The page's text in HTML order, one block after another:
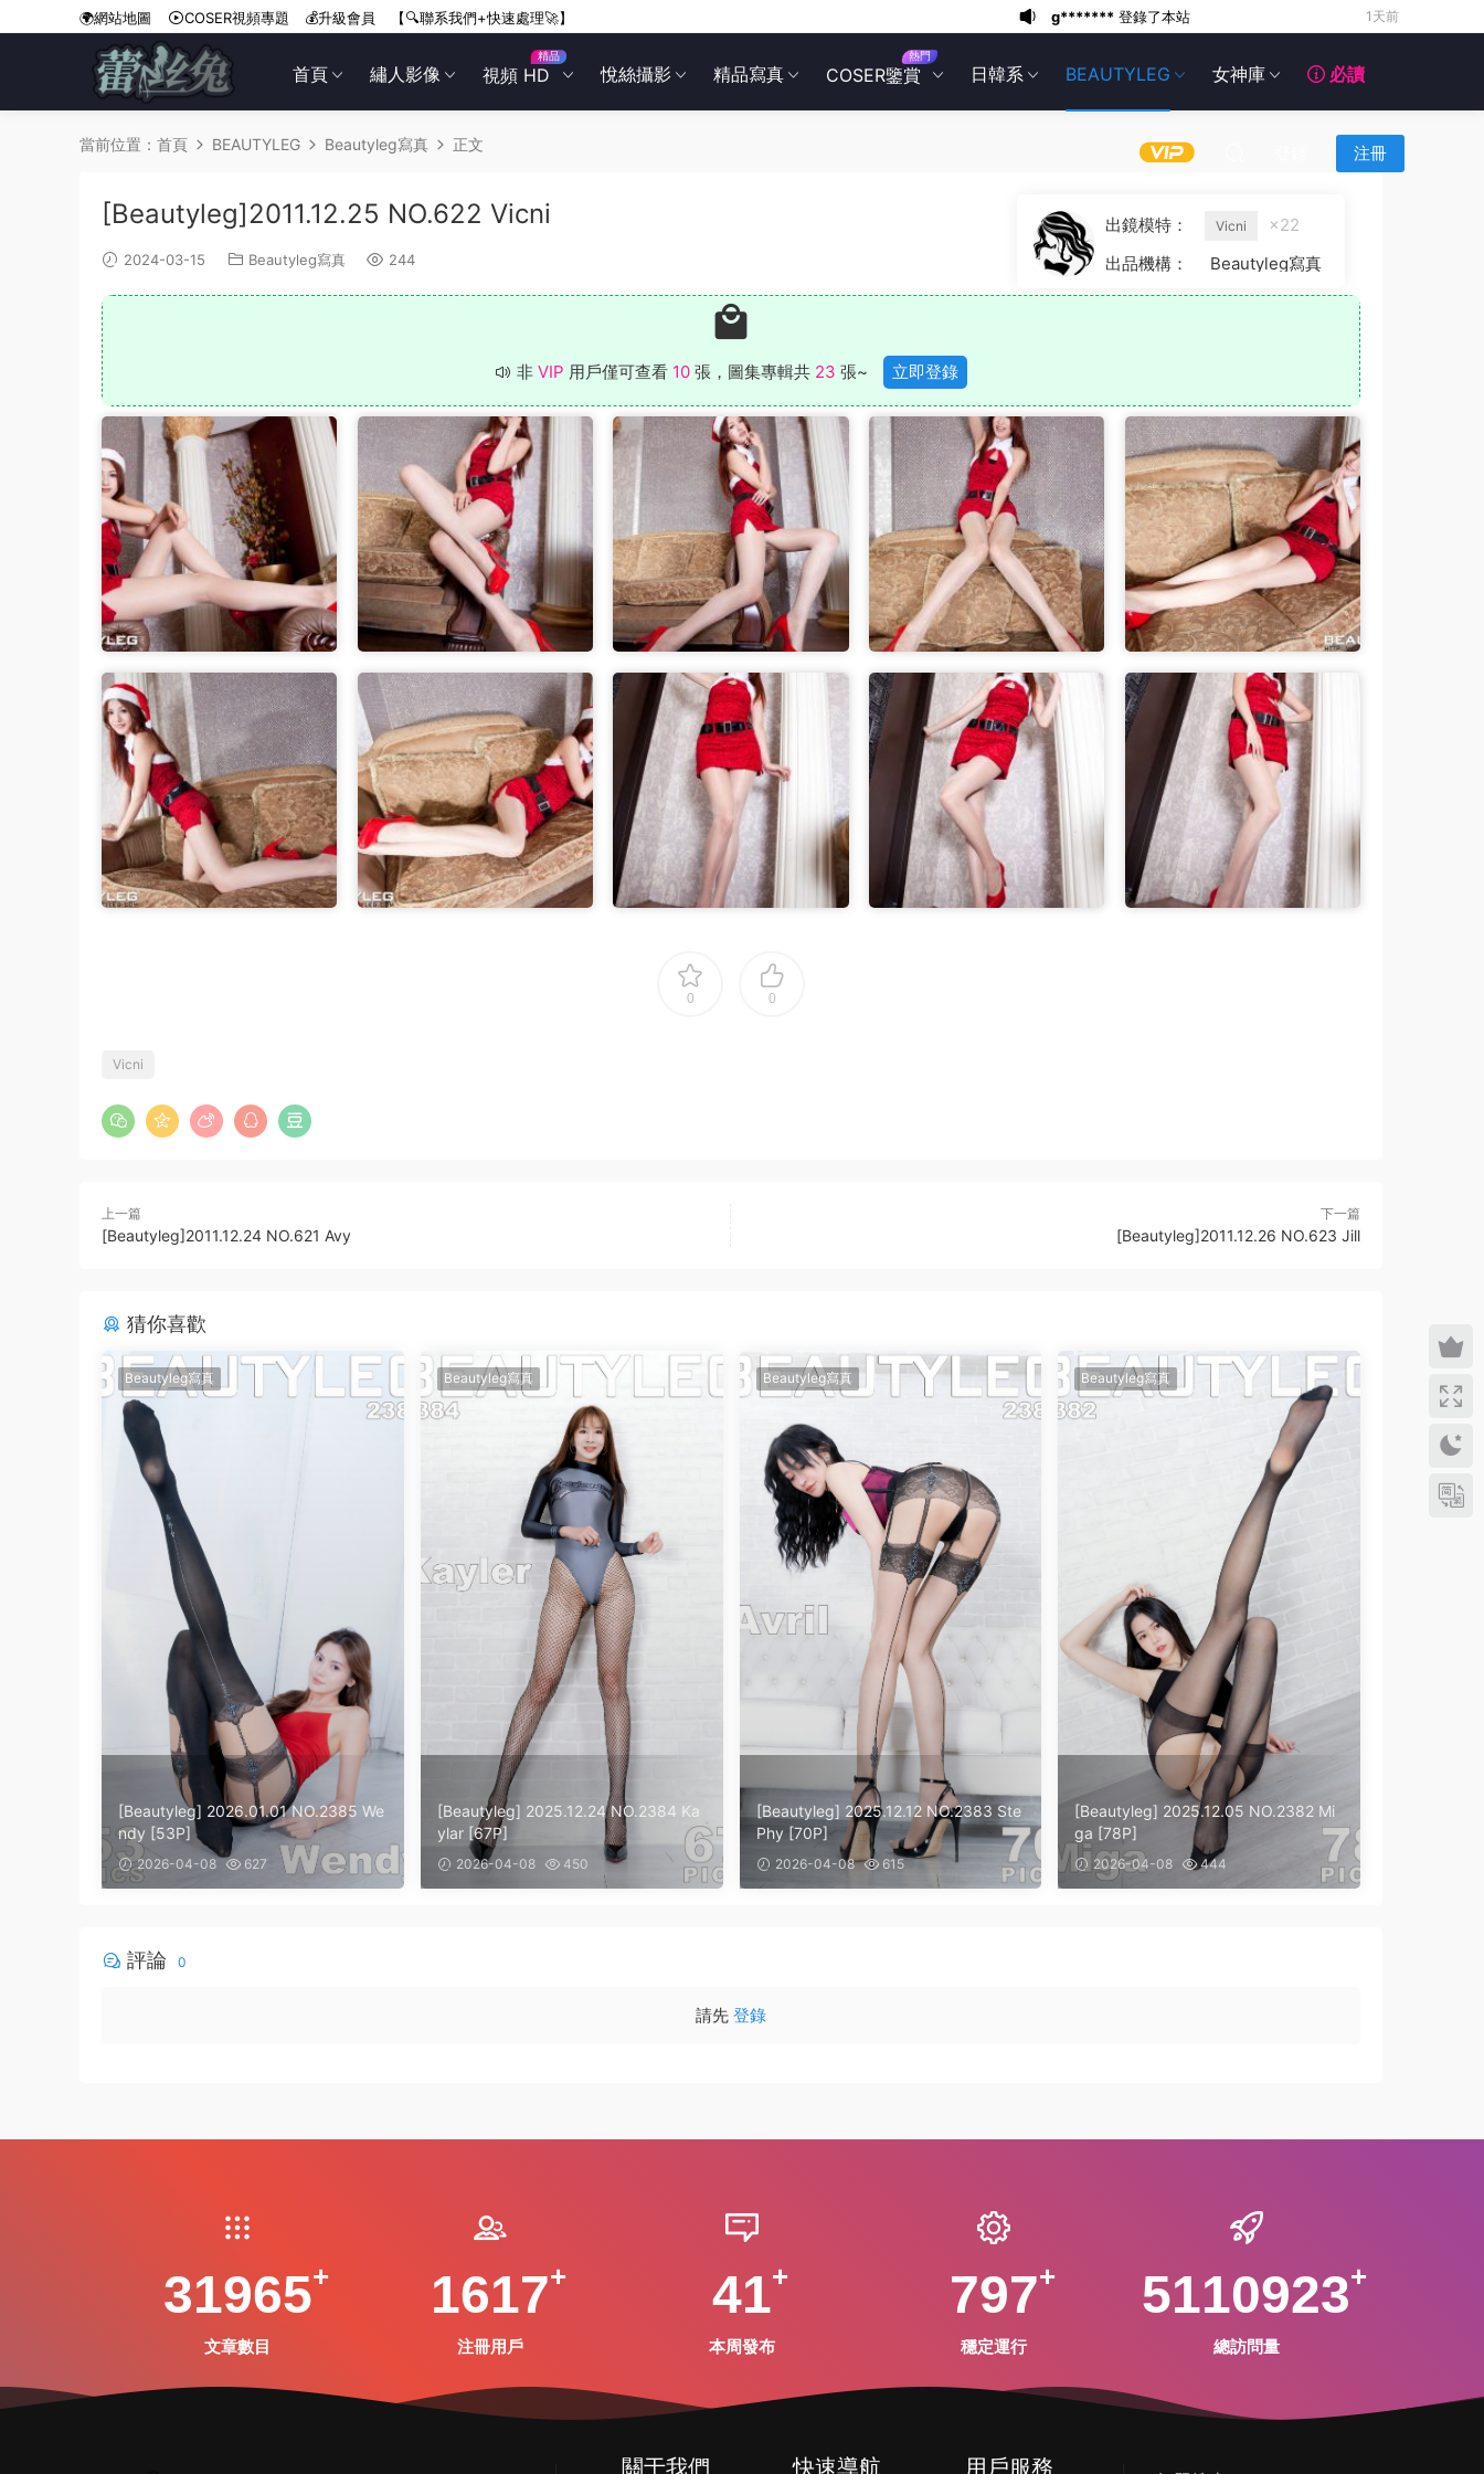
首頁 繡人影像 視頻 HD
精品
悅絲攝影 精品寫真 COSER鑒賞
熱門
日韓系 BEAUTYLEG 女神庫 必讀
注冊
🌍網站地圖 COSER視頻專題 💰升級會員 【🔍聯系我們+快速處理🚀】 g******* 登錄了本站 1天前
6*******
6******* 1天前
1天前
6*******
6*******
6*******
11小時前
當前位置： 首頁 BEAUTYLEG Beautyleg寫真 正文
[Beautyleg]2011.12.25 NO.622 Vicni
2024-03-15 Beautyleg寫真 244
出鏡模特： Vicni
×22
出品機構：
Beautyleg寫真
非 VIP 用戶僅可查看 10 張，圖集專輯共 23 張~ 立即登錄
0 0
Vicni
上一篇
[Beautyleg]2011.12.24 NO.621 Avy
下一篇
[Beautyleg]2011.12.26 NO.623 Jill
猜你喜歡
Beautyleg寫真
[Beautyleg] 2026.01.01 NO.2385 We
ndy [53P]
2026-04-08 627
Beautyleg寫真
[Beautyleg] 2025.12.24 NO.2384 Ka
ylar [67P]
2026-04-08 450
Beautyleg寫真
[Beautyleg] 2025.12.12 NO.2383 Ste
Phy [70P]
2026-04-08 615
Beautyleg寫真
[Beautyleg] 2025.12.05 NO.2382 Mi
ga [78P]
2026-04-08 444
評論 0
請先 登錄
31965
文章數目
1617
注冊用戶
41
本周發布
797
穩定運行
5110923
總訪問量
關于我們 快速導航 用戶服務